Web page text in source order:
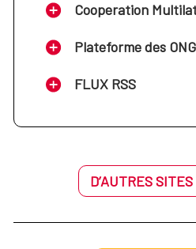
Cooperation
Plateforme des
FLUX RSS
D’AUTRES